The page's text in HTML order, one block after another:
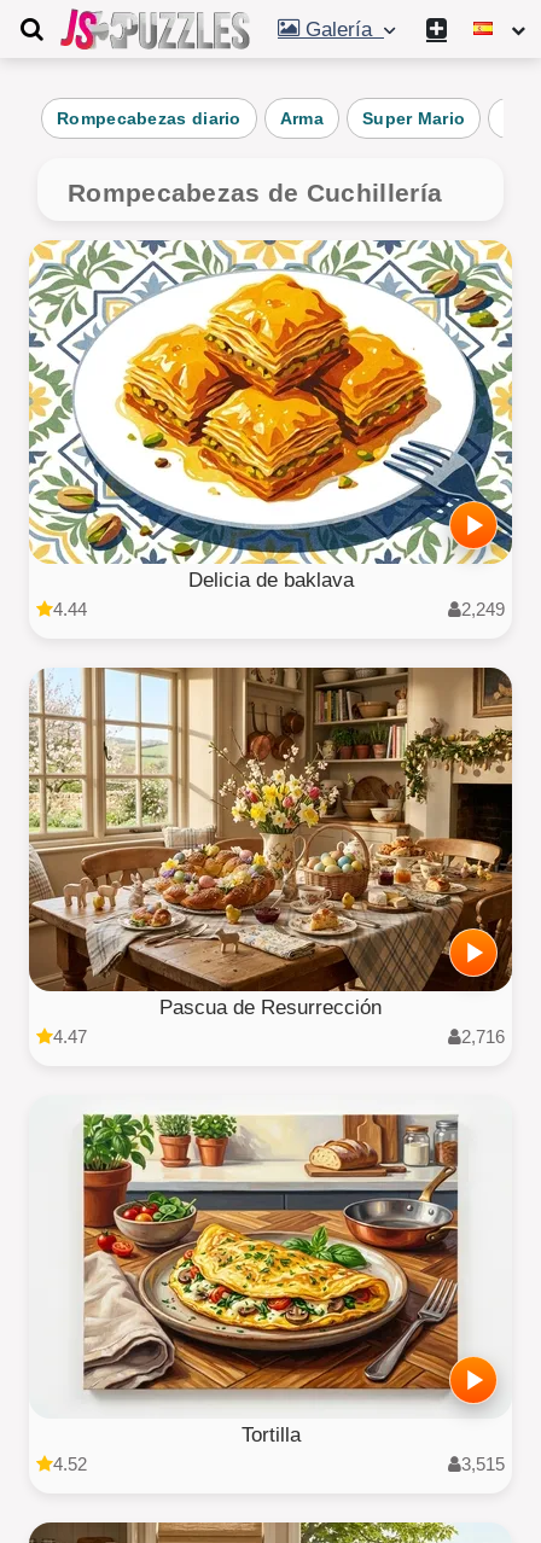
Galería
Rompecabezas diario Arma Super Mario
Rompecabezas de Cuchillería
Delicia de baklava
4.44 2,249
Pascua de Resurrección
4.47 2,716
Tortilla
4.52 3,515